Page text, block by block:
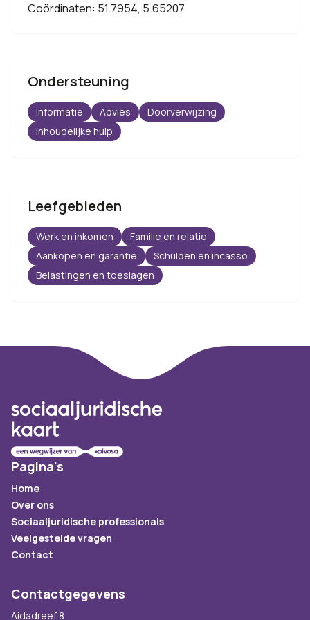
Coördinaten: 51.7954, 5.65207
Ondersteuning
Informatie Advies
Doorverwijzing
Inhoudelijke hulp
Leefgebieden
Werk en inkomen
Familie en relatie
Aankopen en garantie
Schulden en incasso
Belastingen en toeslagen
Pagina's
Home
Over ons
Sociaaljuridische professionals
Veelgestelde vragen
Contact
Contactgegevens
Aidadreef 8